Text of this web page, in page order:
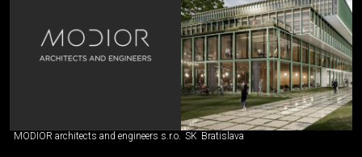
MODIOR architects and engineers s.r.o. SK Bratislava